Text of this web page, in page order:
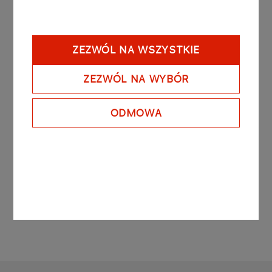
ZEZWÓL NA WSZYSTKIE
ZEZWÓL NA WYBÓR
ODMOWA
Inne aktualności